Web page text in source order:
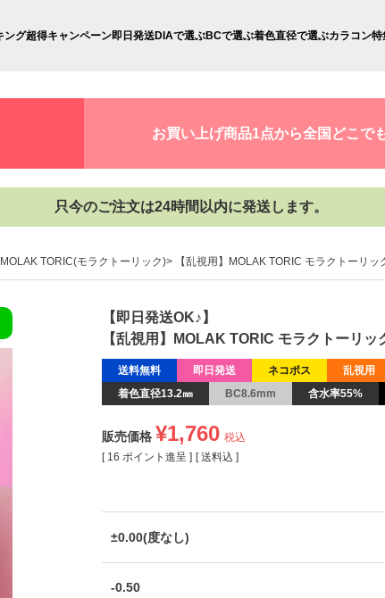
ング超得キャンペーン即日発送DIAで選ぶBCで選ぶ着色直径で選ぶカラコン特
お買い上げ商品1点から全国どこで
只今のご注文は24時間以内に発送します。
MOLAK TORIC(モラクトーリック) 【乱視用】MOLAK TORIC モラクトーリ
【即日発送OK♪】
【乱視用】MOLAK TORIC モラクトーリ
送料無料 即日発送 ネコポス 乱視用
着色直径13.2㎜
BC8.6mm 含水率55%
販売価格 ¥1,760 税込
[ 16 ポイント進呈 ] 送料込
±0.00(度なし)
-0.50